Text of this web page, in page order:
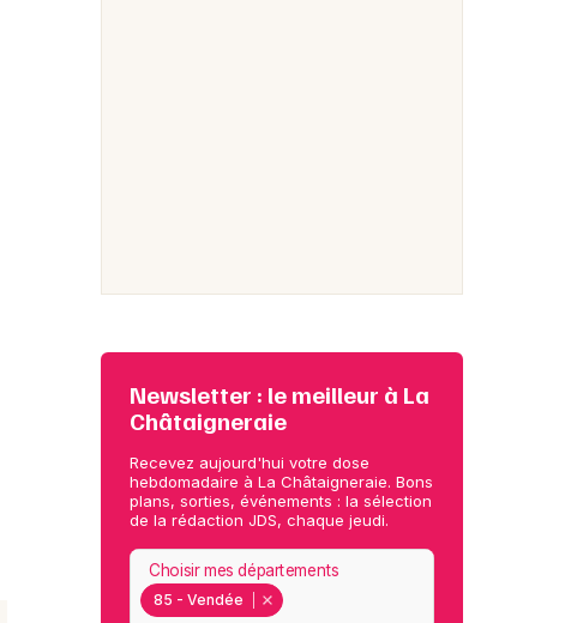
Newsletter : le meilleur à La
Châtaigneraie
Recevez aujourd'hui votre dose
hebdomadaire à La Châtaigneraie. Bons
plans, sorties, événements : la sélection
de la rédaction JDS, chaque jeudi.
85 - Vendée
Choisir mes départements